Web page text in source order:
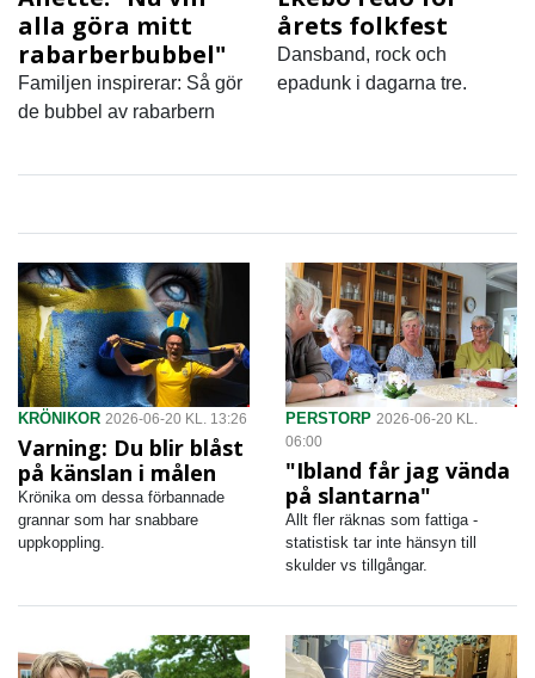
alla göra mitt
rabarberbubbel"
Familjen inspirerar: Så gör
de bubbel av rabarbern
årets folkfest
Dansband, rock och
epadunk i dagarna tre.
KRÖNIKOR 2026-06-20 KL. 13:26
Varning: Du blir blåst
på känslan i målen
Krönika om dessa förbannade
grannar som har snabbare
uppkoppling.
PERSTORP 2026-06-20 KL.
06:00
"Ibland får jag vända
på slantarna"
Allt fler räknas som fattiga -
statistisk tar inte hänsyn till
skulder vs tillgångar.